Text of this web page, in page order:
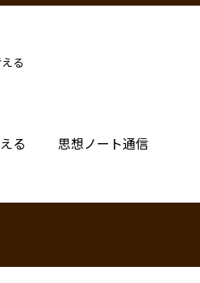
る
る 思想ノート通信